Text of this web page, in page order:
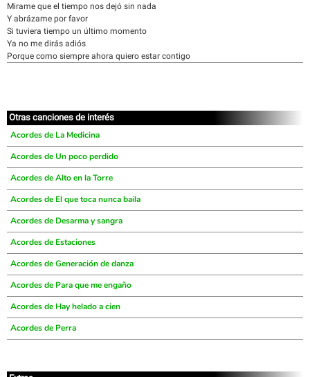
Mirame que el tiempo nos dejó sin nada
Y abrázame por favor
Si tuviera tiempo un último momento
Ya no me dirás adiós
Porque como siempre ahora quiero estar contigo
Otras canciones de interés
Acordes de La Medicina
Acordes de Un poco perdido
Acordes de Alto en la Torre
Acordes de El que toca nunca baila
Acordes de Desarma y sangra
Acordes de Estaciones
Acordes de Generación de danza
Acordes de Para que me engaño
Acordes de Hay helado a cien
Acordes de Perra